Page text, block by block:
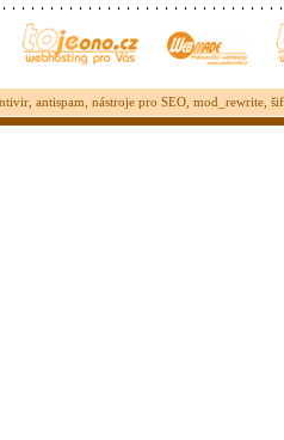
antispam, nástroje pro SEO, mod_rewrite,